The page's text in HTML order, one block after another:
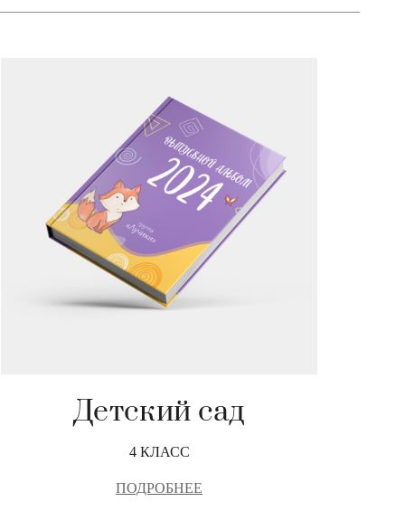
Детский сад
4 КЛАСС
ПОДРОБНЕЕ